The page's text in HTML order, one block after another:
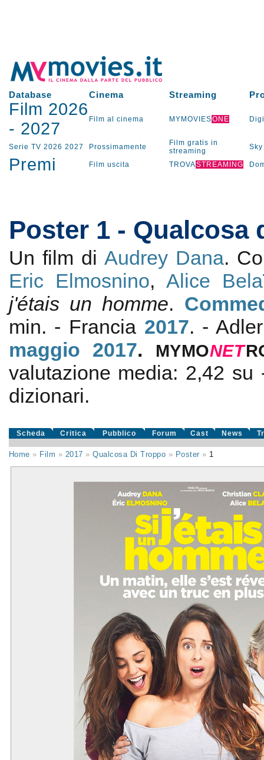
Database Cinema Streaming
Film 2026
- 2027 Film al cinema MYMOVIESONE
Serie TV 2026 2027 Prossimamente
Film gratis in
streaming
Sky
Premi Film uscita TROVASTREAMING
Poster 1 - Qualcosa
Un film di Audrey Dana.
Eric Elmosnino, Alice
j'étais un homme.
min. - Francia 2017. -
maggio 2017. MYMONET
valutazione media: 2,42 su
dizionari.
Scheda Critica Pubblico Forum Cast News
Home » Film » 2017 »Qualcosa Di Troppo » Poster » 1